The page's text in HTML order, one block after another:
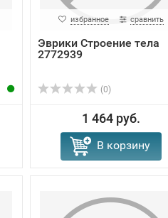
избранное сравнить
Эврики Строение тела
2772939
(0)
1 464 руб.
В корзину